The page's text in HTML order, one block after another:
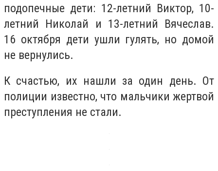
подопечные дети: 12-летний Виктор, 10-
летний Николай и 13-летний Вячеслав.
16 октября дети ушли гулять, но домой
не вернулись.
К счастью, их нашли за один день. От
полиции известно, что мальчики жертвой
преступления не стали.